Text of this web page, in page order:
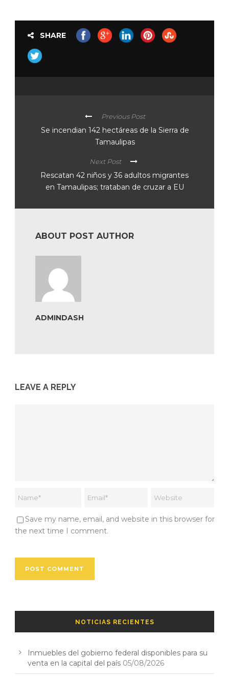
SHARE
Previous Post
Se incendian 142 hectáreas de la Sierra de
Tamaulipas
Next Post
Rescatan 42 niños y 36 adultos migrantes
en Tamaulipas; trataban de cruzar a EU
ABOUT POST AUTHOR
ADMINDASH
LEAVE A REPLY
Save my name, email, and website in this browser for
the next time I comment.
NOTICIAS RECIENTES
Inmuebles del gobierno federal disponibles para su
venta en la capital del país 05/08/2026